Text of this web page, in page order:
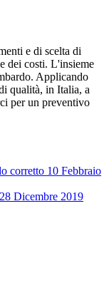
e di scelta di
dei costi. L'insieme
Applicando
qualità, in Italia, a
per un preventivo
corretto 10 Febbraio
28 Dicembre 2019